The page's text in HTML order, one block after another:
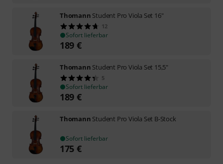
Thomann Student Pro Viola Set 16"
12
Sofort lieferbar
189 €
Thomann Student Pro Viola Set 15,5"
5
Sofort lieferbar
189 €
Thomann Student Pro Viola Set B-Stock
Sofort lieferbar
175 €